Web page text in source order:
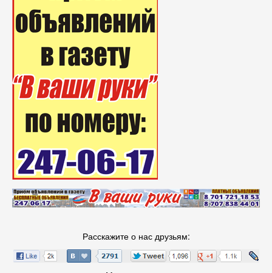
Расскажите о нас друзьям: